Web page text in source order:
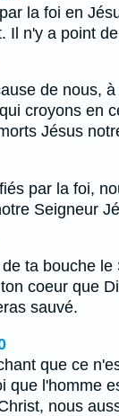
la foi en
Il n'y a point
de nous,
croyons en
Jésus
par la foi,
Seigneur
ta bouche
coeur que
sauvé.
que ce
que l'homme
nous